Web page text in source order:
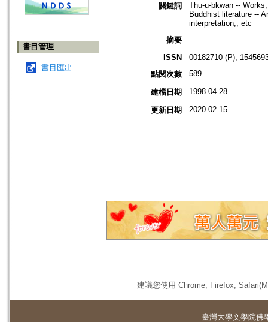
書目管理
書目匯出
關鍵詞
Thu-u-bkwan --
Buddhist literature --
interpretation,; etc
摘要
ISSN
00182710 (P);
點閱次數
589
建檔日期 1998.04.28
更新日期 2020.02.15
建議您使用 Chrome, Firefox,
臺灣大學文學院佛